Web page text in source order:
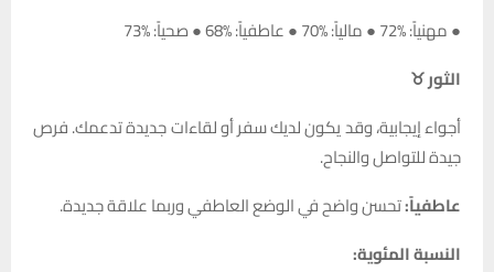
● مهنياً: %72 ● مالياً: %70 ● عاطفياً: %68 ● صحياً: %73
الثور ♉
أجواء إيجابية، وقد يكون لديك سفر أو لقاءات جديدة تدعمك. فرص
جيدة للتواصل والنجاح.
عاطفياً:تحسن واضح في الوضع العاطفي وربما علاقة جديدة.
النسبة المئوية: